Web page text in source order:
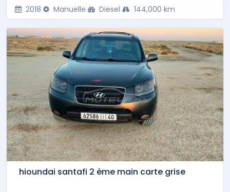
2018 Manuelle Diesel 144,000 km
hioundai santafi 2 ème main carte grise